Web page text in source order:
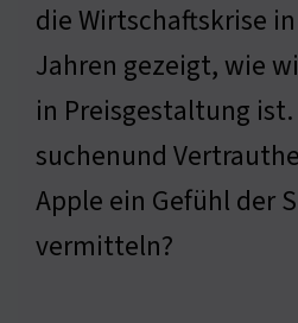
die Wirtschaftskrise
Jahren gezeigt, wie
in Preisgestaltung
suchenund
Apple ein Gefühl der
vermitteln?